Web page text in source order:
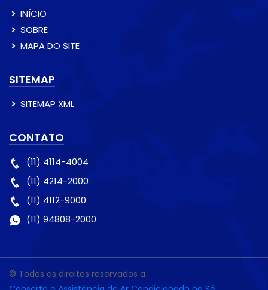
INÍCIO
SOBRE
MAPA DO SITE
SITEMAP
SITEMAP XML
CONTATO
(11) 4114-4004
(11) 4214-2000
(11) 4112-9000
(11) 94808-2000
© Todos os direitos reservados a